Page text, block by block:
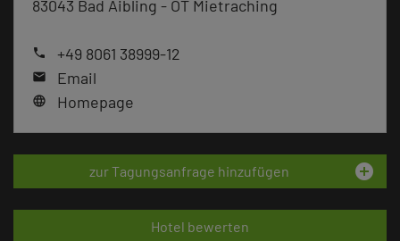
83043 Bad Aibling - OT Mietraching
phone +49 8061 38999-12
mail Email
language Homepage
zur Tagungsanfrage hinzufügen add_circle
Hotel bewerten